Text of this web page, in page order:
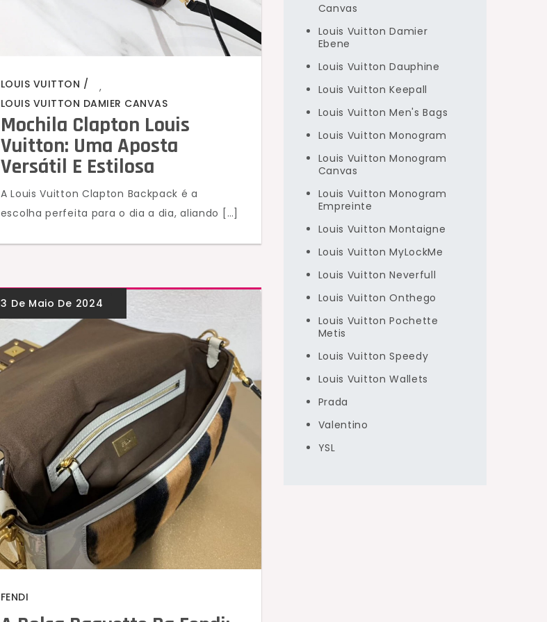
LOUIS VUITTON
,
LOUIS VUITTON DAMIER CANVAS
Mochila Clapton Louis
Vuitton: Uma Aposta
Versátil E Estilosa
A Louis Vuitton Clapton Backpack é a
escolha perfeita para o dia a dia, aliando […]
FENDI
Canvas
Louis Vuitton Damier
Ebene
Louis Vuitton Dauphine
Louis Vuitton Keepall
Louis Vuitton Men's Bags
Louis Vuitton Monogram
Louis Vuitton Monogram
Canvas
Louis Vuitton Monogram
Empreinte
Louis Vuitton Montaigne
Louis Vuitton MyLockMe
Louis Vuitton Neverfull
Louis Vuitton Onthego
Louis Vuitton Pochette
Metis
Louis Vuitton Speedy
Louis Vuitton Wallets
Prada
Valentino
YSL